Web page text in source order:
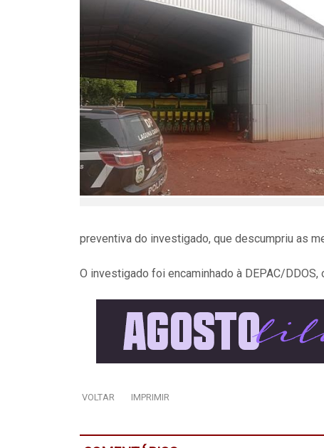
preventiva do investigado, que descumpriu as
O investigado foi encaminhado à DEPAC/
VOLTAR IMPRIMIR